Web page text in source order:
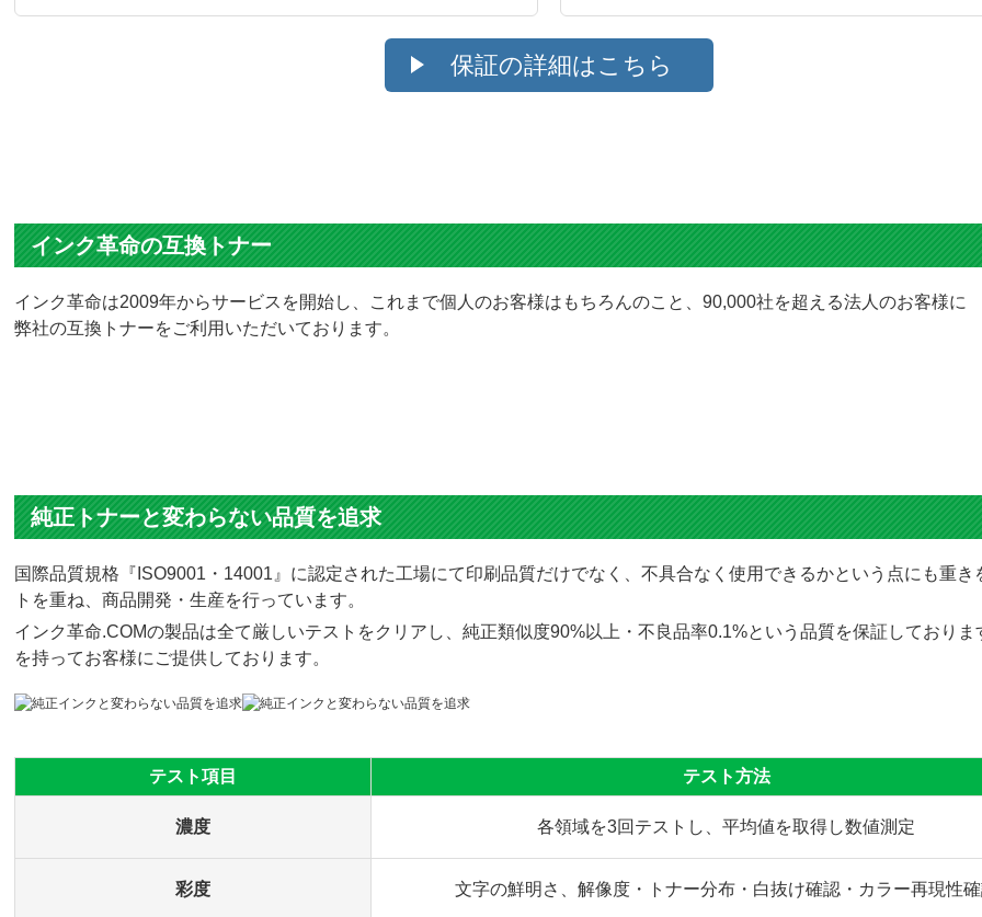
保証の詳細はこちら
インク革命の互換トナー
インク革命は2009年からサービスを開始し、これまで個人のお客様はもちろんのこと、90,000社を超える法人のお客様に
弊社の互換トナーをご利用いただいております。
純正トナーと変わらない品質を追求
国際品質規格『ISO9001・14001』に認定された工場にて印刷品質だけでなく、不具合なく使用できるかという点にも重き
トを重ね、商品開発・生産を行っています。
インク革命.COMの製品は全て厳しいテストをクリアし、純正類似度90%以上・不良品率0.1%という品質を保証しておりま
を持ってお客様にご提供しております。
テスト項目 テスト方法
濃度 各領域を3回テストし、平均値を取得し数値測定
彩度 文字の鮮明さ、解像度・トナー分布・白抜け確認・カラー再現性